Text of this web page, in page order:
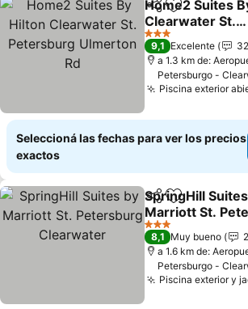
Compartir
Añadir a
Home2 Suites
Clearwater St.
Petersburg
3 Estrellas
9,1 Excelente
a 1.3 km de:
Petersburgo -
Piscina exterior
Seleccioná las fechas para ver los precios
exactos
Compartir
Añadir a
SpringHill
Marriott St.
Clearwater
3 Estrellas
8,1 Muy bueno
a 1.6 km de:
Petersburgo -
Piscina exterior y